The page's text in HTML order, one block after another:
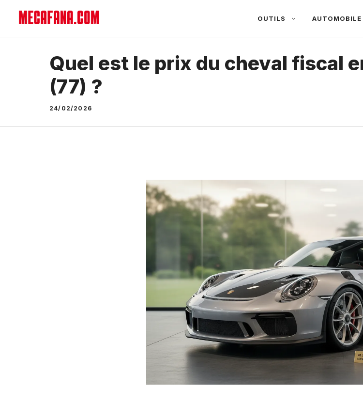
contenu
OUTILS AUTOMOBILE
Quel est le prix du cheval fiscal
(77) ?
24/02/2026